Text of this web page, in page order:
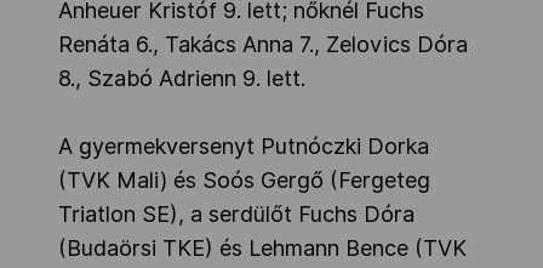
Anheuer Kristóf 9. lett; nőknél Fuchs
Renáta 6., Takács Anna 7., Zelovics Dóra
8., Szabó Adrienn 9. lett.
A gyermekversenyt Putnóczki Dorka
(TVK Mali) és Soós Gergő (Fergeteg
Triatlon SE), a serdülőt Fuchs Dóra
(Budaörsi TKE) és Lehmann Bence (TVK